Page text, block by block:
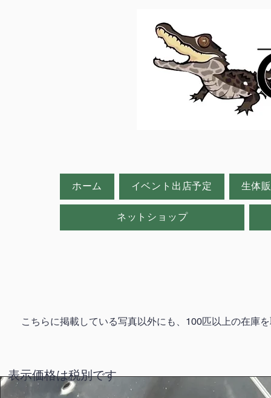
ホーム イベント出店予定 生体
ネットショップ
こちらに掲載している写真以外にも、100匹以上の在庫
​表示価格は税別です